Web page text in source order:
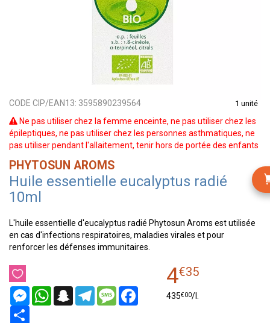
CODE CIP/EAN13: 3595890239564 1 unité
Ne pas utiliser chez la femme enceinte, ne pas utiliser chez les
épileptiques, ne pas utiliser chez les personnes asthmatiques, ne
pas utiliser pendant l'allaitement, tenir hors de portée des enfants
PHYTOSUN AROMS
Huile essentielle eucalyptus radié
10ml
L'huile essentielle d'eucalyptus radié Phytosun Aroms est utilisée
en cas d'infections respiratoires, maladies virales et pour
renforcer les défenses immunitaires.
MessengerWhatsAppSnapchatTelegramMessageFacebook
4€35
435€00/